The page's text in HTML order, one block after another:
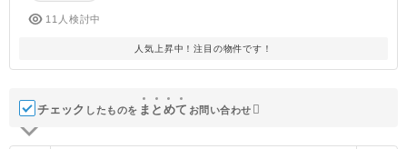
11人検討中
人気上昇中！注目の物件です！
チェック したものを ま と めて お問い合わせ